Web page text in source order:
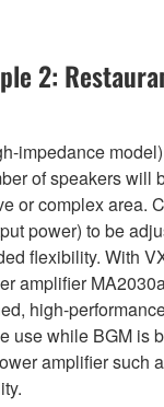
2:
impedance
of speakers will
or complex area.
power) to be
flexibility. With
amplifier
high-
use while BGM is
amplifier such